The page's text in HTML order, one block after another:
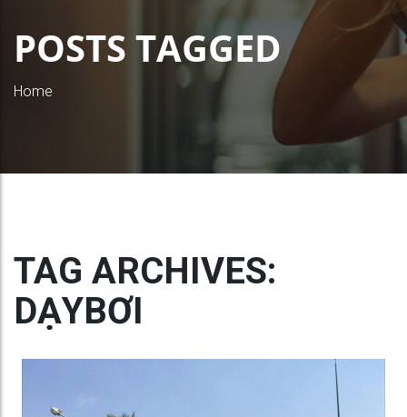
POSTS TAGGED
Home
TAG ARCHIVES:
DẠYBƠI